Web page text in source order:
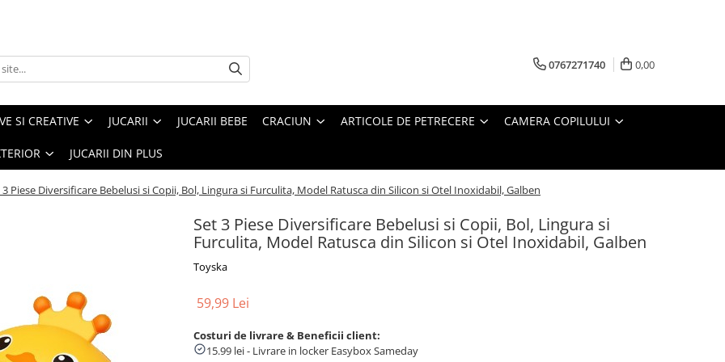
0767271740 0,00
SI CREATIVE JUCARII JUCARII BEBE CRACIUN ARTICOLE DE PETRECERE CAMERA COPILULUI
JUCARII DIN PLUS
3 Piese Diversificare Bebelusi si Copii, Bol, Lingura si Furculita, Model Ratusca din Silicon si Otel Inoxidabil, Galben
Set 3 Piese Diversificare Bebelusi si Copii, Bol, Lingura si
Furculita, Model Ratusca din Silicon si Otel Inoxidabil, Galben
Toyska
59,99 Lei
Costuri de livrare & Beneficii client:
15.99 lei - Livrare in locker Easybox Sameday